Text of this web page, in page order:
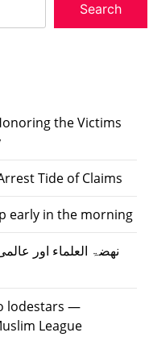
Search
the Victims
Tide of Claims
early in the morning
نھضۃ العلماء اور
lodestars —
League